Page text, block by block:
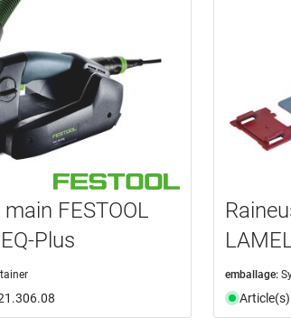
FESTOOL
Plus
emballage: